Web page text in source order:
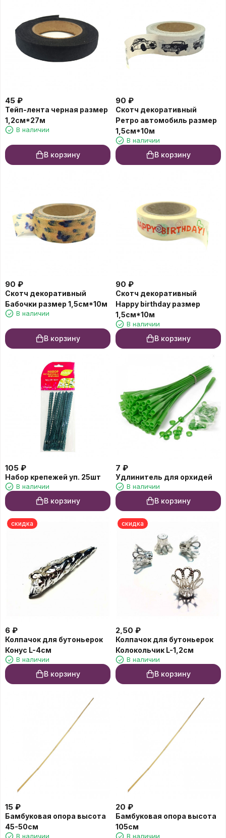
45 ₽
Тейп-лента черная размер
1,2см*27м
В наличии
В корзину
90 ₽
Скотч декоративный
Ретро автомобиль размер
1,5см*10м
В наличии
В корзину
90 ₽
Скотч декоративный
Бабочки размер 1,5см*10м
В наличии
В корзину
90 ₽
Скотч декоративный
Happy birthday размер
1,5см*10м
В наличии
В корзину
105 ₽
Набор крепежей уп. 25шт
В наличии
В корзину
7 ₽
Удлинитель для орхидей
В наличии
В корзину
скидка
6 ₽
Колпачок для бутоньерок
Конус L-4см
В наличии
В корзину
скидка
2,50 ₽
Колпачок для бутоньерок
Колокольчик L-1,2см
В наличии
В корзину
15 ₽
Бамбуковая опора высота
45-50см
В наличии
20 ₽
Бамбуковая опора высота
105см
В наличии